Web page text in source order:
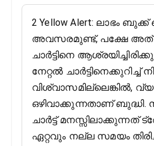
2 Yellow Alert: ലാഭം
അവസരമുണ്ട്, പക്ഷേ അത്
ചാർട്ടിനെ
നേറ്റൽ ചാർട്ടിനെക്കുറിച്ച്
വിശ്വാസമില്ലെങ്കിൽ,
ഒഴിവാക്കുന്നതാണ് ബുദ്ധി.
ചാർട്ട് മനസ്സിലാക്കുന്നത്
ഏറ്റവും നല്ല സമയം